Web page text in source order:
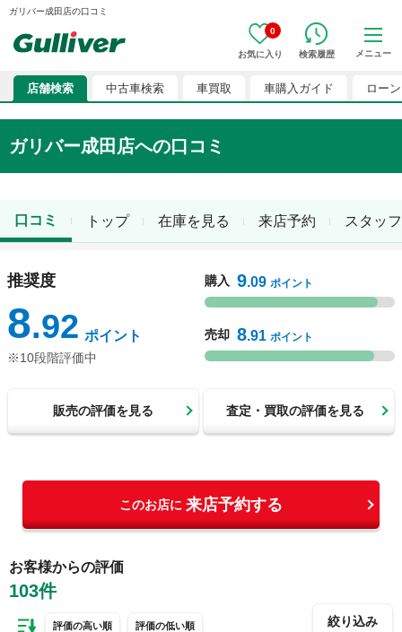
ガリバー成田店の口コミ
0
お気に入り 検索履歴 メニュー
店舗検索 中古車検索 車買取 車購入ガイド ローン
ガリバー成田店への口コミ
トップ 在庫を見る 来店予約
口コミ スタッフ
推奨度
8.92 ポイント
※10段階評価中
購入 9.09 ポイント
売却 8.91 ポイント
販売の評価を見る 査定・買取の評価を見る
このお店に 来店予約する
お客様からの評価
103件
絞り込み
評価の高い順 評価の低い順